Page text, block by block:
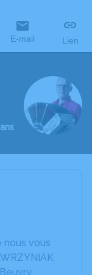
E-mail Lien
nous vous